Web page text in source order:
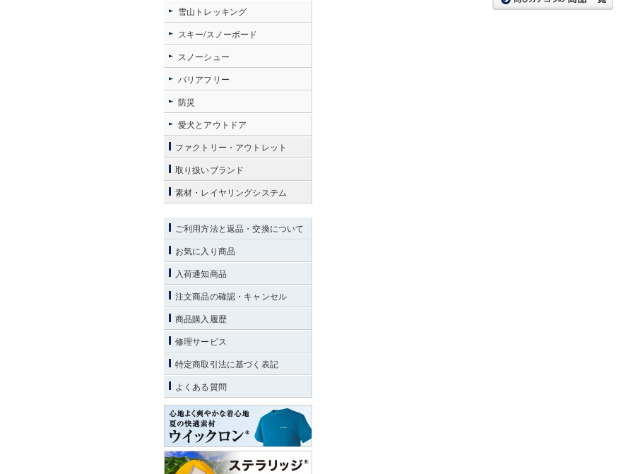
雪山トレッキング
スキー/スノーボード
スノーシュー
バリアフリー
防災
愛犬とアウトドア
ファクトリー・アウトレット
取り扱いブランド
素材・レイヤリングシステム
ご利用方法と返品・交換について
お気に入り商品
入荷通知商品
注文商品の確認・キャンセル
商品購入履歴
修理サービス
特定商取引法に基づく表記
よくある質問